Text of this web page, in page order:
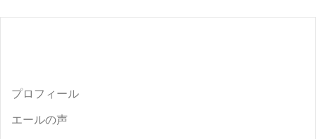
ー
プロフィール
エールの声